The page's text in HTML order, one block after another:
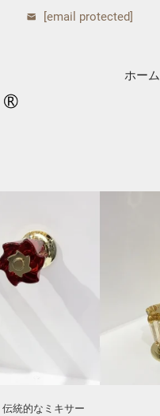
[email protected]
ホーム
伝統的なミキサー